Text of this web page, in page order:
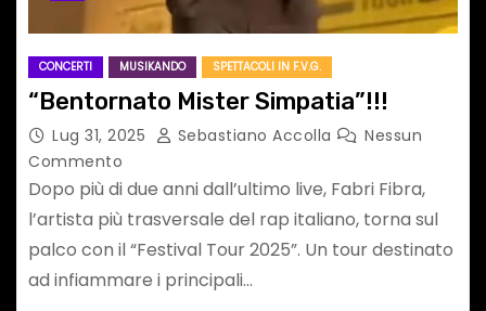
CONCERTI MUSIKANDO SPETTACOLI IN F.V.G.
“Bentornato Mister Simpatia”!!!
Lug 31, 2025 Sebastiano Accolla
Nessun
Commento
Dopo più di due anni dall’ultimo live, Fabri Fibra,
l’artista più trasversale del rap italiano, torna sul
palco con il “Festival Tour 2025”. Un tour destinato
ad infiammare i principali…